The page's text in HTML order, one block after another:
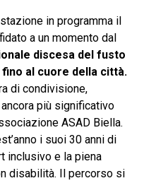
in programma il
a un momento dal
discesa del fusto
al cuore della città.
di condivisione,
più significativo
ASAD Biella.
i suoi 30 anni di
inclusivo e la piena
disabilità. Il percorso si